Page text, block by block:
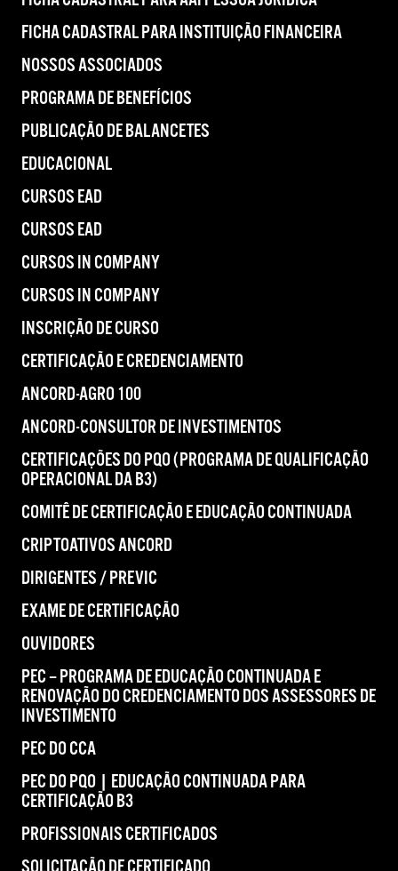
FICHA CADASTRAL PARA INSTITUIÇÃO FINANCEIRA
NOSSOS ASSOCIADOS
PROGRAMA DE BENEFÍCIOS
PUBLICAÇÃO DE BALANCETES
EDUCACIONAL
CURSOS EAD
CURSOS EAD
CURSOS IN COMPANY
CURSOS IN COMPANY
INSCRIÇÃO DE CURSO
CERTIFICAÇÃO E CREDENCIAMENTO
ANCORD-AGRO 100
ANCORD-CONSULTOR DE INVESTIMENTOS
CERTIFICAÇÕES DO PQO (PROGRAMA DE QUALIFICAÇÃO
OPERACIONAL DA B3)
COMITÊ DE CERTIFICAÇÃO E EDUCAÇÃO CONTINUADA
CRIPTOATIVOS ANCORD
DIRIGENTES / PREVIC
EXAME DE CERTIFICAÇÃO
OUVIDORES
PEC – PROGRAMA DE EDUCAÇÃO CONTINUADA E
RENOVAÇÃO DO CREDENCIAMENTO DOS ASSESSORES DE
INVESTIMENTO
PEC DO CCA
PEC DO PQO | EDUCAÇÃO CONTINUADA PARA
CERTIFICAÇÃO B3
PROFISSIONAIS CERTIFICADOS